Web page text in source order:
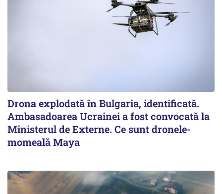
Drona explodată în Bulgaria, identificată.
Ambasadoarea Ucrainei a fost convocată la
Ministerul de Externe. Ce sunt dronele-
momeală Maya